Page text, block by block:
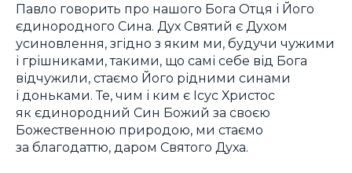
Павло говорить про нашого Бога Отця і Його
єдинородного Сина. Дух Святий є Духом
усиновлення, згідно з яким ми, будучи чужими
і грішниками, такими, що самі себе від Бога
відчужили, стаємо Його рідними синами
і доньками. Те, чим і ким є Ісус Христос
як єдинородний Син Божий за своєю
Божественною природою, ми стаємо
за благодаттю, даром Святого Духа.